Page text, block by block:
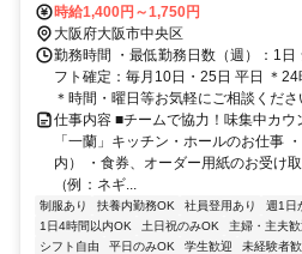
神なんば線/阪神本線 大阪難波〔近鉄
近鉄難波線 大阪難波〔近鉄・阪神線
時給1,400円～1,750円
大阪府大阪市中央区
勤務時間 ・最低勤務日数（週）：1
フト確定：毎月10日・25日 平日 ＊
＊時間・曜日等お気軽にご相談くださ
仕事内容 ■チームで協力！味集中カ
「一蘭」キッチン・ホールのお仕事
内） ・食券、オーダー用紙のお受け
（例：ネギ...
制服あり 扶養内勤務OK 社員登用あり 週1日
1日4時間以内OK
土日祝のみOK 主婦・主夫歓
シフト自由
平日のみOK 学生歓迎 未経験者